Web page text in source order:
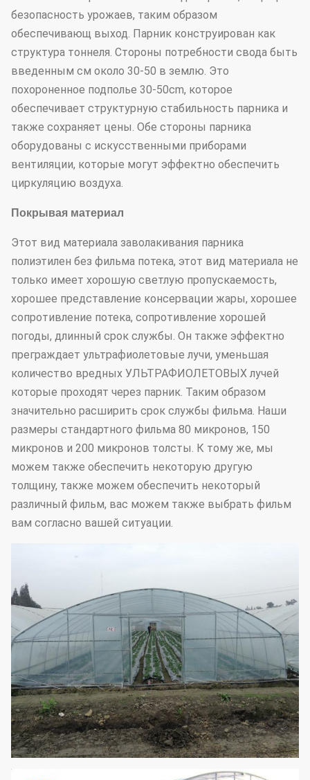
безопасность урожаев, таким образом
обеспечивающ выход. Парник конструирован как
структура тоннеля. Стороны потребности свода быть
введенным см около 30-50 в землю. Это
похороненное подполье 30-50cm, которое
обеспечивает структурную стабильность парника и
также сохраняет цены. Обе стороны парника
оборудованы с искусственными приборами
вентиляции, которые могут эффектно обеспечить
циркуляцию воздуха.
Покрывая материал
Этот вид материала заволакивания парника
полиэтилен без фильма потека, этот вид материала не
только имеет хорошую светлую пропускаемость,
хорошее представление консервации жары, хорошее
сопротивление потека, сопротивление хорошей
погоды, длинный срок службы. Он также эффектно
преграждает ультрафиолетовые лучи, уменьшая
количество вредных УЛЬТРАФИОЛЕТОВЫХ лучей
которые проходят через парник. Таким образом
значительно расширить срок службы фильма. Наши
размеры стандартного фильма 80 микронов, 150
микронов и 200 микронов толсты. К тому же, мы
можем также обеспечить некоторую другую
толщину, также можем обеспечить некоторый
различный фильм, вас можем также выбрать фильм
вам согласно вашей ситуации.